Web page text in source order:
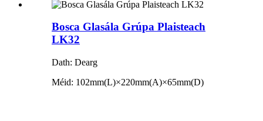
Bosca Glasála Grúpa Plaisteach
LK32
Dath: Dearg
Méid: 102mm(L)×220mm(A)×65mm(D)